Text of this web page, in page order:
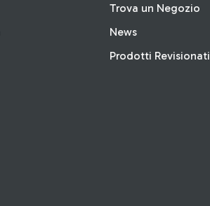
Trova un Negozio
News
Prodotti Revisionati